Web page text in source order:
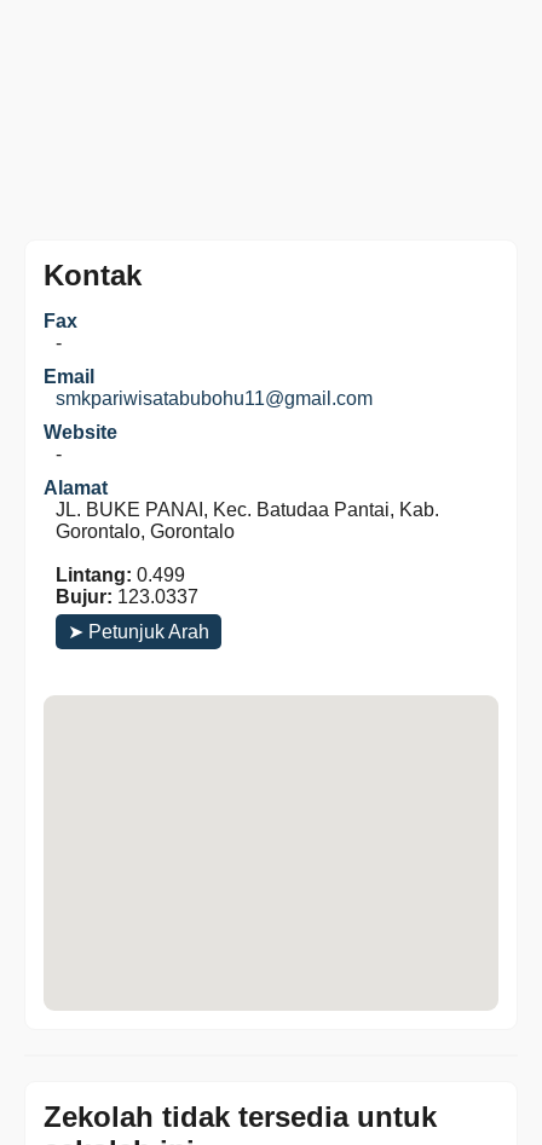
Kontak
Fax
-
Email
smkpariwisatabubohu11@gmail.com
Website
-
Alamat
JL. BUKE PANAI, Kec. Batudaa Pantai, Kab.
Gorontalo, Gorontalo
Lintang: 0.499
Bujur: 123.0337
➤ Petunjuk Arah
Zekolah tidak tersedia untuk